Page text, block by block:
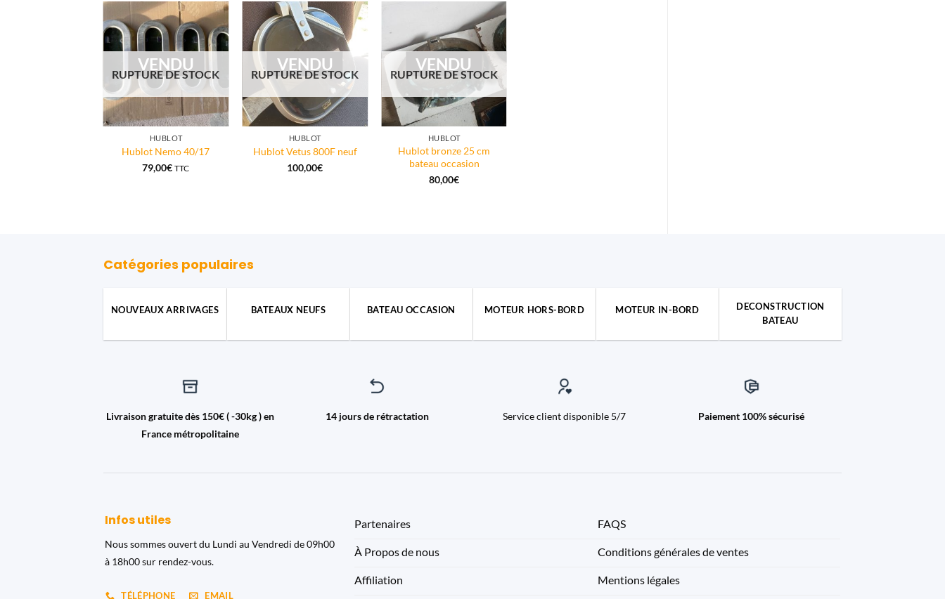
VENDU
RUPTURE DE STOCK
HUBLOT
Hublot Nemo 40/17
79,00€ TTC
VENDU
RUPTURE DE STOCK
HUBLOT
Hublot Vetus 800F neuf
100,00€
VENDU
RUPTURE DE STOCK
HUBLOT
Hublot bronze 25 cm
bateau occasion
80,00€
Catégories populaires
NOUVEAUX ARRIVAGES BATEAUX NEUFS BATEAU OCCASION MOTEUR HORS-BORD MOTEUR IN-BORD
DECONSTRUCTION
BATEAU
Livraison gratuite dès 150€ ( -30kg ) en
France métropolitaine
14 jours de rétractation Service client disponible 5/7 Paiement 100% sécurisé
Infos utiles
Nous sommes ouvert du Lundi au Vendredi de 09h00
à 18h00 sur rendez-vous.
TÉLÉPHONE EMAIL
Partenaires
À Propos de nous
Affiliation
FAQS
Conditions générales de ventes
Mentions légales